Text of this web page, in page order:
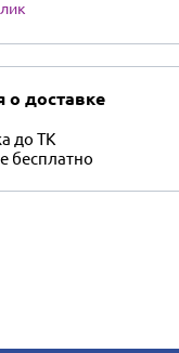
доставке
до ТК
бесплатно